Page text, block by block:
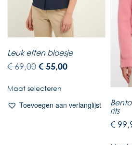
Leuk effen bloesje
€69,00 € 55,00
Maat selecteren
Toevoegen aan verlanglijst
rits
€